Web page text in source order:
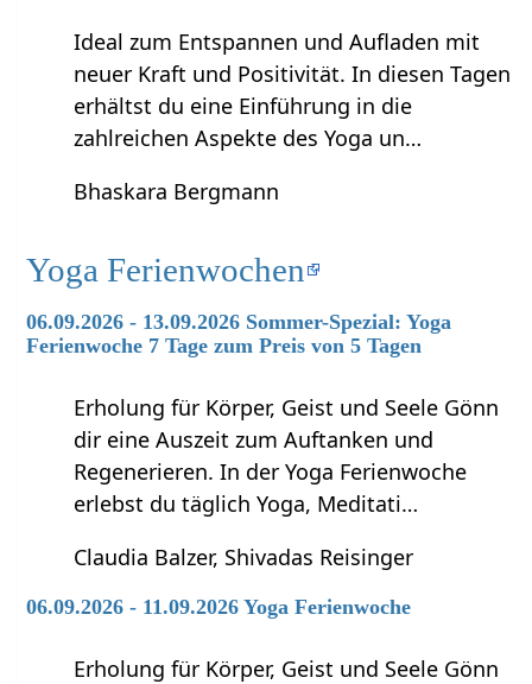
Ideal zum Entspannen und Aufladen mit
neuer Kraft und Positivität. In diesen Tagen
erhältst du eine Einführung in die
zahlreichen Aspekte des Yoga un…
Bhaskara Bergmann
Yoga Ferienwochen
06.09.2026 - 13.09.2026 Sommer-Spezial: Yoga
Ferienwoche 7 Tage zum Preis von 5 Tagen
Erholung für Körper, Geist und Seele Gönn
dir eine Auszeit zum Auftanken und
Regenerieren. In der Yoga Ferienwoche
erlebst du täglich Yoga, Meditati…
Claudia Balzer, Shivadas Reisinger
06.09.2026 - 11.09.2026 Yoga Ferienwoche
Erholung für Körper, Geist und Seele Gönn